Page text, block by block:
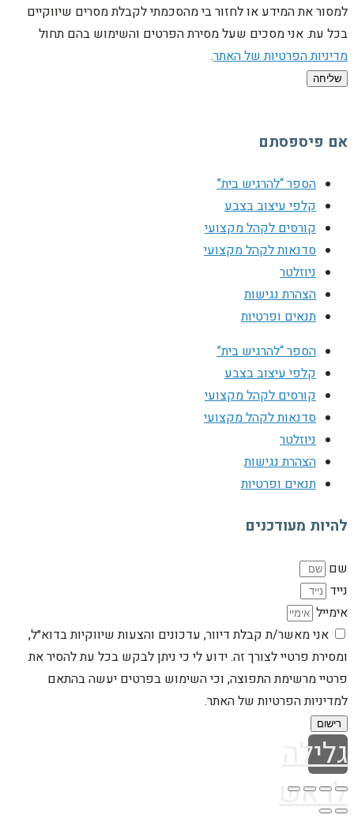
למסור את המידע או לחזור בי מהסכמתי לקבלת מסרים שיווקיים
בכל עת. אני מסכים שעל מסירת הפרטים והשימוש בהם תחול
מדיניות הפרטיות של האתר.
שליחה
אם פיספסתם
הספר “להרגיש בית”
קלפי עיצוב בצבע
קורסים לקהל מקצועי
סדנאות לקהל מקצועי
ניוזלטר
הצהרת נגישות
תנאים ופרטיות
הספר “להרגיש בית”
קלפי עיצוב בצבע
קורסים לקהל מקצועי
סדנאות לקהל מקצועי
ניוזלטר
הצהרת נגישות
תנאים ופרטיות
להיות מעודכנים
שם
נייד
אימייל
אני מאשר/ת קבלת דיוור, עדכונים והצעות שיווקיות בדוא״ל,
ומסירת פרטיי לצורך זה. ידוע לי כי ניתן לבקש בכל עת להסיר את
פרטיי מרשימת התפוצה, וכי השימוש בפרטים יעשה בהתאם
למדיניות הפרטיות של האתר.
רישום
גלילה
לראש